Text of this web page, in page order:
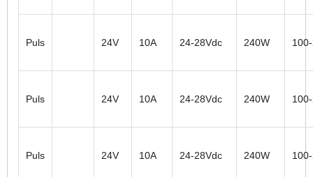
Puls 24V 10A 24-28Vdc 240W
Puls 24V 10A 24-28Vdc 240W
Puls 24V 10A 24-28Vdc 240W